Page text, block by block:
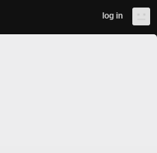
log in